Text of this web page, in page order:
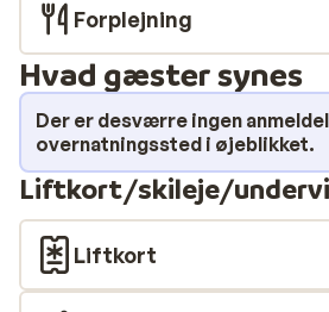
Børnene kan hygge sig i
nyde en drink i baren med smuk
Dolomitterne eller slappe af i
Hotellet tilbyder halvpension, så
en omfattende buffet med søde
aftenen serverer kokken
regionen. Fra restauranten har du
Dolomitternes høje bjergtoppe.
Forplejning
Hvad gæster synes
Der er desværre ingen
overnatningssted i øjeblikket.
Liftkort/skileje/
Liftkort